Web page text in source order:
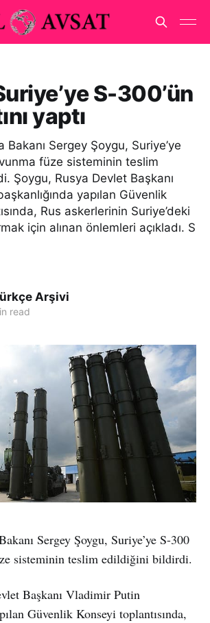
S-300’ün
yaptı
Bakanı Sergey Şoygu, Suriye’ye
füze sisteminin teslim
Şoygu, Rusya Devlet Başkanı
yapılan Güvenlik
Rus askerlerinin Suriye’deki
için alınan önlemleri açıkladı. S
Arşivi
read
Sergey Şoygu, Suriye’ye S-300
sisteminin teslim edildiğini bildirdi.
Başkanı Vladimir Putin
Güvenlik Konseyi toplantısında,